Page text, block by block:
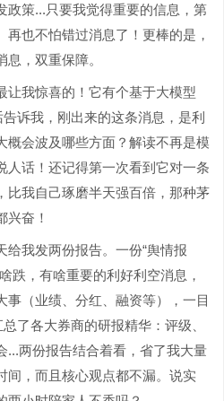
政策...只要我觉得重要的信息，第
也不怕错过消息了！更棒的是，
，双重保障。
让我惊喜的！它有个基于大模型
诉我，刚出来的这条消息，是利
概会波及哪些方面？解读不再是模
人话！还记得第一次看到它对一条
比我自己琢磨半天强百倍，那种茅
兴奋！
给我发两份报告。一份“舆情报
跌，有啥重要的利好利空消息，
事（业绩、分红、融资等），一目
了各大券商的研报精华：评级、
...两份报告结合着看，省了我大量
间，而且核心观点都不漏。说实